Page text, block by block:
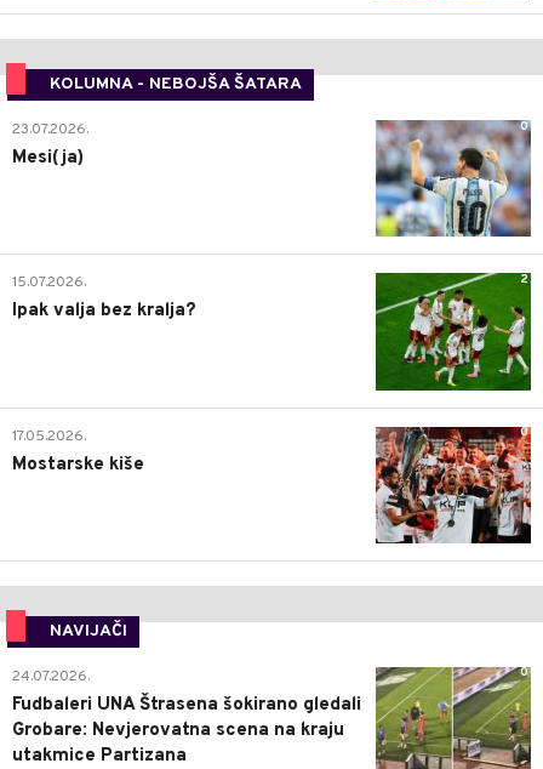
KOLUMNA - NEBOJŠA ŠATARA
0
23.07.2026.
Mesi(ja)
2
15.07.2026.
Ipak valja bez kralja?
0
17.05.2026.
Mostarske kiše
NAVIJAČI
0
24.07.2026.
Fudbaleri UNA Štrasena šokirano gledali
Grobare: Nevjerovatna scena na kraju
utakmice Partizana